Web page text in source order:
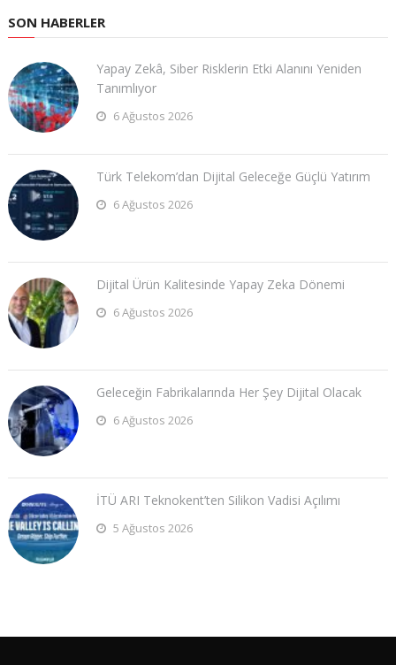
SON HABERLER
Yapay Zekâ, Siber Risklerin Etki Alanını Yeniden
Tanımlıyor
6 Ağustos 2026
Türk Telekom’dan Dijital Geleceğe Güçlü Yatırım
6 Ağustos 2026
Dijital Ürün Kalitesinde Yapay Zeka Dönemi
6 Ağustos 2026
Geleceğin Fabrikalarında Her Şey Dijital Olacak
6 Ağustos 2026
İTÜ ARI Teknokent’ten Silikon Vadisi Açılımı
5 Ağustos 2026